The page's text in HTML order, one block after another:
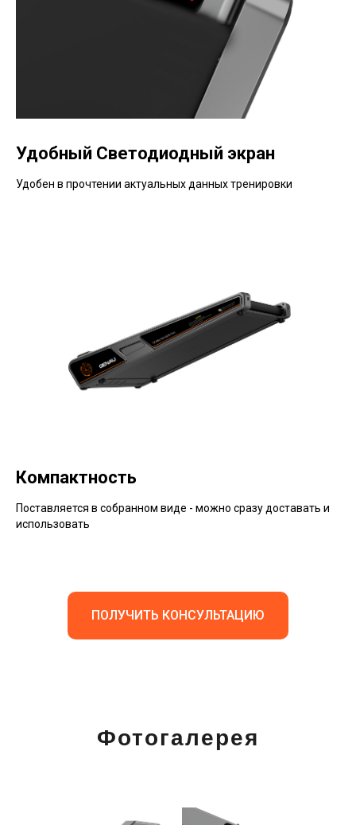
Удобный Светодиодный экран
Удобен в прочтении актуальных данных тренировки
Компактность
Поставляется в собранном виде - можно сразу доставать и
использовать
ПОЛУЧИТЬ КОНСУЛЬТАЦИЮ
Фотогалерея